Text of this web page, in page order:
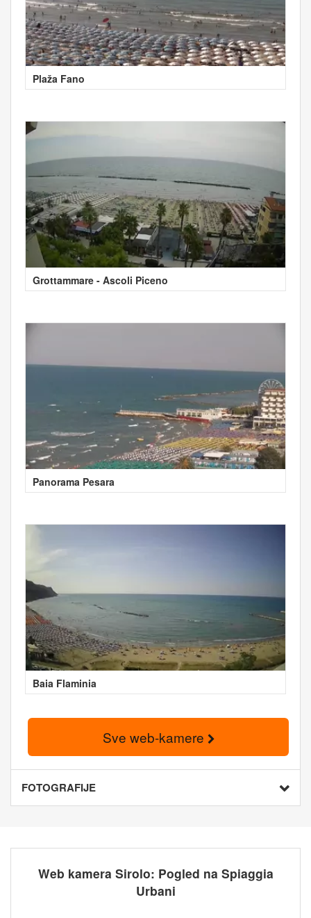
Plaža Fano
Grottammare - Ascoli Piceno
Panorama Pesara
Baia Flaminia
Sve web-kamere
FOTOGRAFIJE
Web kamera Sirolo: Pogled na Spiaggia
Urbani